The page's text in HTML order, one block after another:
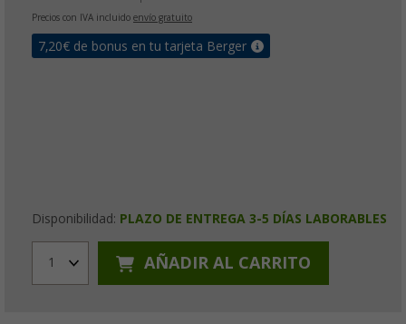
Precios con IVA incluido envío gratuito
7,20€ de bonus en tu tarjeta Berger
Disponibilidad: PLAZO DE ENTREGA 3-5 DÍAS LABORABLES
1 AÑADIR AL CARRITO